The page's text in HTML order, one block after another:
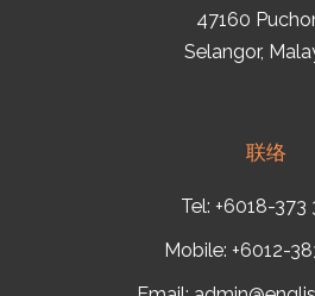
47160
Selangor,
联络
Tel: +6018-373
Mobile: +6012-